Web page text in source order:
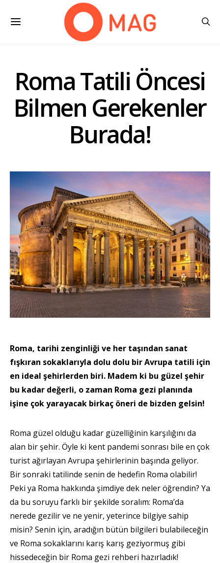
Roma Tatili Öncesi
Bilmen Gerekenler
Burada!
Roma, tarihi zenginliği ve her taşından sanat
fışkıran sokaklarıyla dolu dolu bir Avrupa tatili için
en ideal şehirlerden biri. Madem ki bu güzel şehir
bu kadar değerli, o zaman Roma gezi planında
işine çok yarayacak birkaç öneri de bizden gelsin!
Roma güzel olduğu kadar güzelliğinin karşılığını da
alan bir şehir. Öyle ki kent pandemi sonrası bile en çok
turist ağırlayan Avrupa şehirlerinin başında geliyor.
Bir sonraki tatilinde senin de hedefin Roma olabilir!
Peki ya Roma hakkında şimdiye dek neler öğrendin? Ya
da bu soruyu farklı bir şekilde soralım: Roma’da
nerede gezilir ve ne yenir, yeterince bilgiye sahip
misin? Senin için, aradığın bütün bilgileri bulabileceğin
ve Roma sokaklarını karış karış geziyormuş gibi
hissedeceğin bir Roma gezi rehberi hazırladık!